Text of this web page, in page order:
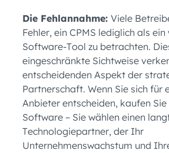
Die Fehlannahme: Viele
Fehler, ein CPMS lediglich als ein
Software-Tool zu betrachten.
eingeschränkte Sichtweise
entscheidenden Aspekt der
Partnerschaft. Wenn Sie sich für
Anbieter entscheiden, kaufen
Software – Sie wählen einen
Technologiepartner, der Ihr
Unternehmenswachstum und